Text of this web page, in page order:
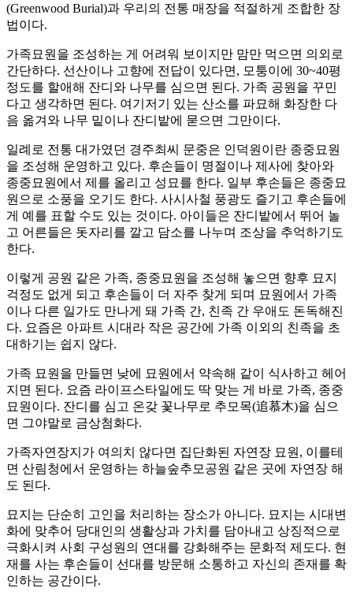
(Greenwood Burial)과 우리의 전통 매장을 적절하게 조합한 장
법이다.
가족묘원을 조성하는 게 어려워 보이지만 맘만 먹으면 의외로
간단하다. 선산이나 고향에 전답이 있다면, 모퉁이에 30~40평
정도를 할애해 잔디와 나무를 심으면 된다. 가족 공원을 꾸민
다고 생각하면 된다. 여기저기 있는 산소를 파묘해 화장한 다
음 옮겨와 나무 밑이나 잔디밭에 묻으면 그만이다.
일례로 전통 대가였던 경주최씨 문중은 인덕원이란 종중묘원
을 조성해 운영하고 있다. 후손들이 명절이나 제사에 찾아와
종중묘원에서 제를 올리고 성묘를 한다. 일부 후손들은 종중묘
원으로 소풍을 오기도 한다. 사시사철 풍광도 즐기고 후손들에
게 예를 표할 수도 있는 것이다. 아이들은 잔디밭에서 뛰어 놀
고 어른들은 돗자리를 깔고 담소를 나누며 조상을 추억하기도
한다.
이렇게 공원 같은 가족, 종중묘원을 조성해 놓으면 향후 묘지
걱정도 없게 되고 후손들이 더 자주 찾게 되며 묘원에서 가족
이나 다른 일가도 만나게 돼 가족 간, 친족 간 우애도 돈독해진
다. 요즘은 아파트 시대라 작은 공간에 가족 이외의 친족을 초
대하기는 쉽지 않다.
가족 묘원을 만들면 낮에 묘원에서 약속해 같이 식사하고 헤어
지면 된다. 요즘 라이프스타일에도 딱 맞는 게 바로 가족, 종중
묘원이다. 잔디를 심고 온갖 꽃나무로 추모목(追慕木)을 심으
면 그야말로 금상첨화다.
가족자연장지가 여의치 않다면 집단화된 자연장 묘원, 이를테
면 산림청에서 운영하는 하늘숲추모공원 같은 곳에 자연장 해
도 된다.
묘지는 단순히 고인을 처리하는 장소가 아니다. 묘지는 시대변
화에 맞추어 당대인의 생활상과 가치를 담아내고 상징적으로
극화시켜 사회 구성원의 연대를 강화해주는 문화적 제도다. 현
재를 사는 후손들이 선대를 방문해 소통하고 자신의 존재를 확
인하는 공간이다.